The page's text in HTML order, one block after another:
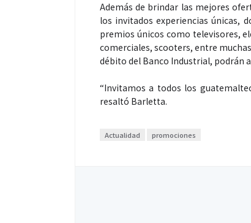
Además de brindar las mejores
los invitados experiencias únicas,
premios únicos como televisores,
comerciales, scooters, entre
débito del Banco Industrial, podrán
“Invitamos a todos los
resaltó Barletta.
Actualidad promociones
Espectáculos
“Donde